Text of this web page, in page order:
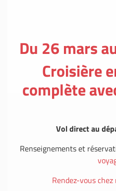
Du 26 mars
Croisière
complète
Vol direct au
Renseignements et
Rendez-vous